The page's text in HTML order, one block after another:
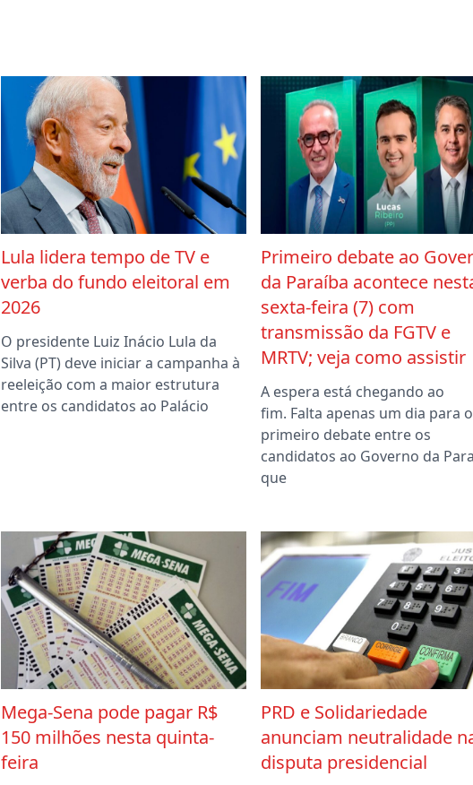
Lula lidera tempo de TV e
verba do fundo eleitoral em
2026
O presidente Luiz Inácio Lula da
Silva (PT) deve iniciar a campanha à
reeleição com a maior estrutura
entre os candidatos ao Palácio
Primeiro debate ao
da Paraíba acontece
sexta-feira (7) com
transmissão da FGTV e
MRTV; veja como assistir
A espera está chegando ao
fim. Falta apenas um dia para o
primeiro debate entre os
candidatos ao Governo da
que
Mega-Sena pode pagar R$
150 milhões nesta quinta-
feira
PRD e Solidariedade
anunciam neutralidade
disputa presidencial